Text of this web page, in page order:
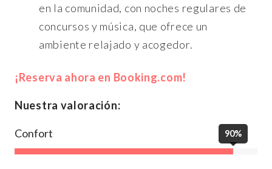
en la comunidad, con noches regulares de
concursos y música, que ofrece un
ambiente relajado y acogedor.
¡Reserva ahora en Booking.com!
Nuestra valoración:
Confort 90%